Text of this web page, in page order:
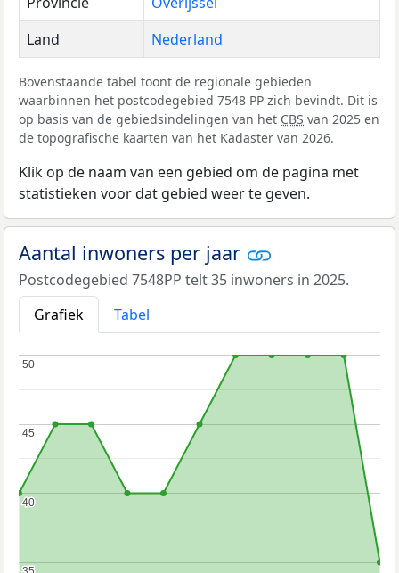
Land
Nederland
Bovenstaande tabel toont de regionale gebieden
waarbinnen het postcodegebied 7548 PP zich bevindt. Dit is
op basis van de gebiedsindelingen van het CBS van 2025 en
de topografische kaarten van het Kadaster van 2026.
Klik op de naam van een gebied om de pagina met
statistieken voor dat gebied weer te geven.
Aantal inwoners per jaar
Postcodegebied 7548PP telt 35 inwoners in 2025.
Grafiek
Tabel
40
40
45
45
50
50